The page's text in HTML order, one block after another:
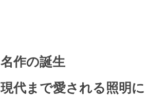
名作の誕生
現代まで愛される照明に